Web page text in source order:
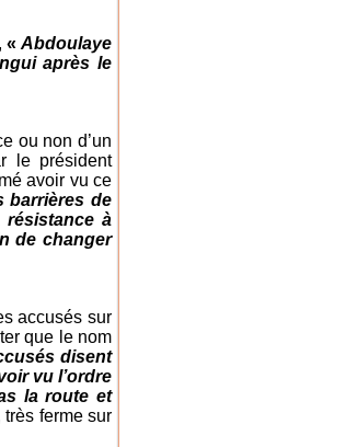
« Abdoulaye
après le
ou non d’un
le président
avoir vu ce
barrières de
à
de changer
accusés sur
que le nom
disent
vu l’ordre
la route et
ferme sur